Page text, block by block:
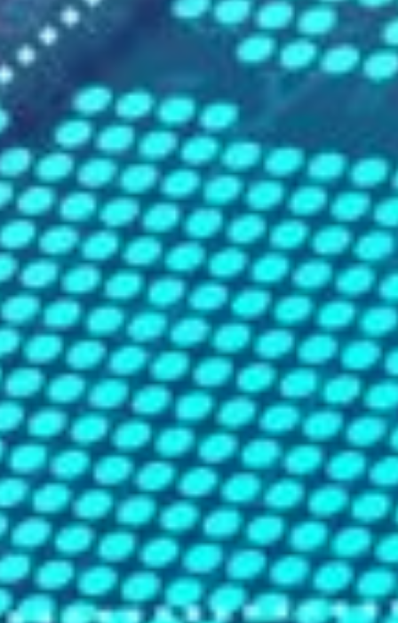
Technische Hintergründe
zum CDN
Wenn beispielsweise ein Nutzer aus dem Ausland Ihre
Website aufruft, erfolgt die Auslieferung der Inhalte
über das dem Nutzerstandort am nächsten gelegene
Datenzentrum in dem globalen Netzwerk des CDN
Providers. Dieser Prozess minimiert die
Übertragungsdistanz der Daten, reduziert die Latenz
und sorgt für eine schnellere Ladegeschwindigkeit der
Seite. Die Inhalte Ihrer Website werden im Voraus auf
diesen Servern gespeichert (gecacht), sodass sie
sofort verfügbar sind, wenn sie angefordert werden.
Dieses intelligente Routing gewährleistet, dass alle
Benutzer, unabhängig von ihrem geografischen
Standort, ein optimales Website-Erlebnis genießen.
Ansonsten müsste beispielsweise ein Nutzer aus
Südamerika erst die Verbindung zu unseren Servern in
Frankfurt aufbauen und darüber die Bilder und Videos
herunterladen. Aufgrund der Distanz kann dieses unter
Umständen sehr lange dauern. Mit einem CDN
umgehen Sie dieses, indem die Inhalte aus
Rechenzentren aus beispielsweise Südamerika
ausgeliefert werden.
Konfiguration & Umsetzung
Wir bieten eine vollständig konfigurierbare CDN-Lösung
an, die Ihnen die Flexibilität gibt, Dienste nach
geografischen Regionen zu spezifizieren. Sie haben die